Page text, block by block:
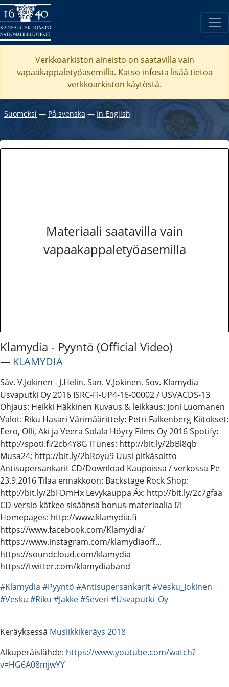
Verkkoarkiston aineisto on saatavilla vain
vapaakappaletyöasemilla. Katso infosta lisää tietoa
verkkoarkiston käytöstä.
Suomeksi ― På svenska ― In English
Materiaali saatavilla vain
vapaakappaletyöasemilla
Klamydia - Pyyntö (Official Video)
― KLAMYDIA
Säv. V.Jokinen - J.Helin, San. V.Jokinen, Sov. Klamydia
Usvaputki Oy 2016 ISRC-FI-UP4-16-00002 / USVACDS-13
Ohjaus: Heikki Häkkinen Kuvaus & leikkaus: Joni Luomanen
Valot: Riku Hasari Värimäärittely: Petri Falkenberg Kiitokset:
Eero, Olli, Aki ja Veera Solala Höyry Films Oy 2016 Spotify:
http://spoti.fi/2cb4Y8G iTunes: http://bit.ly/2bBl8qb
Musa24: http://bit.ly/2bRoyu9 Uusi pitkäsoitto
Antisupersankarit CD/Download Kaupoissa / verkossa Pe
23.9.2016 Tilaa ennakkoon: Backstage Rock Shop:
http://bit.ly/2bFDmHx Levykauppa Äx: http://bit.ly/2c7gfaa
CD-versio kätkee sisäänsä bonus-materiaalia !?!
Homepages: http://www.klamydia.fi
https://www.facebook.com/Klamydia/
https://www.instagram.com/klamydiaoff...
https://soundcloud.com/klamydia
https://twitter.com/klamydiaband
#Klamydia #Pyyntö #Antisupersankarit#Vesku_Jokinen
#Vesku #Riku #Jakke#Severi #Usvaputki_Oy
Keräyksessä Musiikkikeräys 2018
Alkuperäislähde: https://www.youtube.com/watch?
v=HG6A08mjwYY